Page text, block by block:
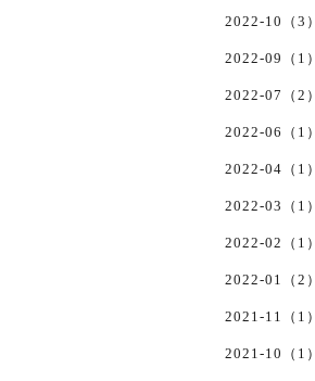
2022-10（3）
2022-09（1）
2022-07（2）
2022-06（1）
2022-04（1）
2022-03（1）
2022-02（1）
2022-01（2）
2021-11（1）
2021-10（1）